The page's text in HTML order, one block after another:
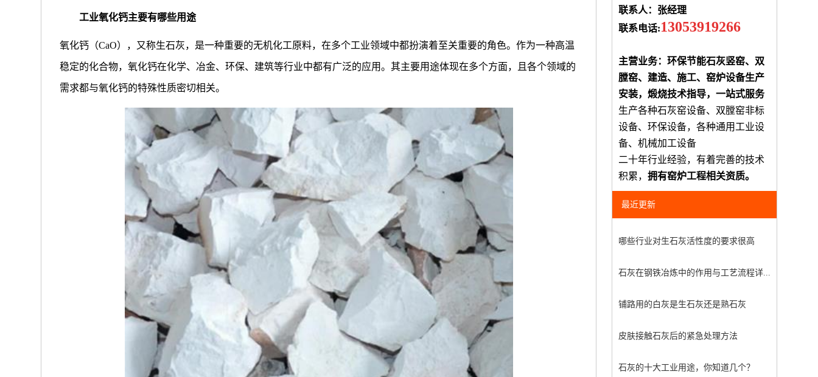
工业氧化钙主要有哪些用途
氧化钙（CaO），又称生石灰，是一种重要的无机化工原料，在多个工业领域中都扮演着至关重要的角色。作为一种高温
稳定的化合物，氧化钙在化学、冶金、环保、建筑等行业中都有广泛的应用。其主要用途体现在多个方面，且各个领域的
需求都与氧化钙的特殊性质密切相关。
联系人：张经理
联系电话:13053919266
主营业务：环保节能石灰竖窑、双
膛窑、建造、施工、窑炉设备生产
安装，煅烧技术指导，一站式服务
生产各种石灰窑设备、双膛窑非标
设备、环保设备，各种通用工业设
备、机械加工设备
二十年行业经验，有着完善的技术
积累， 拥有窑炉工程相关资质。
最近更新
哪些行业对生石灰活性度的要求很高
石灰在钢铁冶炼中的作用与工艺流程详...
铺路用的白灰是生石灰还是熟石灰
皮肤接触石灰后的紧急处理方法
石灰的十大工业用途，你知道几个？